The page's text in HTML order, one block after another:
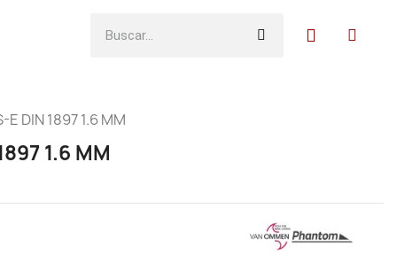
E DIN 1897 1.6 MM
1.6 MM